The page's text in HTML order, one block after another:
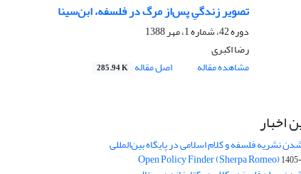
تصویر زندگیِ پس‌از مرگ در فلسفه، ابن‌سینا
دوره 42، شماره 1، مهر 1388
رضا اکبری
مشاهده مقاله
اصل مقاله 285.94 K
اخبار
نشریه فلسفه و کلام اسلامی در پایگاه بین‌المللی
Open Policy Finder (Sherpa Romeo)